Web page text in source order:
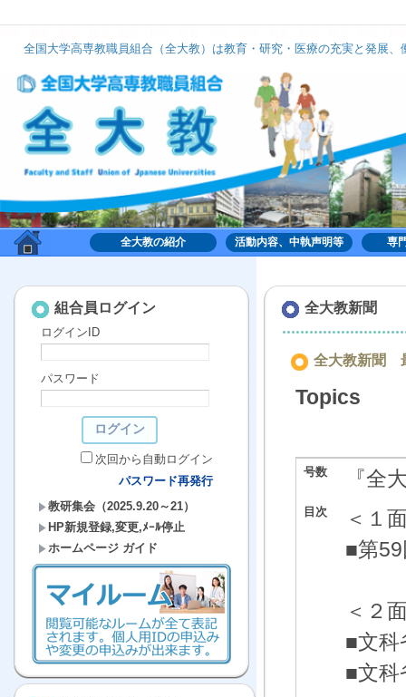
全国大学高専教職員組合（全大教）は教育・研究・医療の充実と発展、
全大教の紹介 活動内容、中執声明等 専
組合員ログイン
ログインID
パスワード
次回から自動ログイン
パスワード再発行
教研集会（2025.9.20～21）
HP新規登録,変更,ﾒｰﾙ停止
ホームページ ガイド
全大教新聞
全大教新聞
Topics
号数 『全
目次
＜１
■第
＜２
■文科
■文科